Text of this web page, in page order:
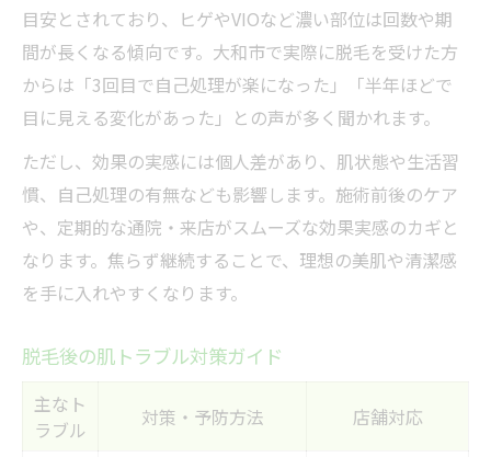
目安とされており、ヒゲやVIOなど濃い部位は回数や期
間が長くなる傾向です。大和市で実際に脱毛を受けた方
からは「3回目で自己処理が楽になった」「半年ほどで
目に見える変化があった」との声が多く聞かれます。
ただし、効果の実感には個人差があり、肌状態や生活習
慣、自己処理の有無なども影響します。施術前後のケア
や、定期的な通院・来店がスムーズな効果実感のカギと
なります。焦らず継続することで、理想の美肌や清潔感
を手に入れやすくなります。
脱毛後の肌トラブル対策ガイド
主なト
ラブル
対策・予防方法 店舗対応